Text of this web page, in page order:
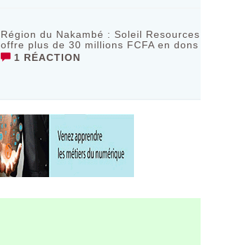
Région du Nakambé : Soleil Resources
offre plus de 30 millions FCFA en dons
1 RÉACTION